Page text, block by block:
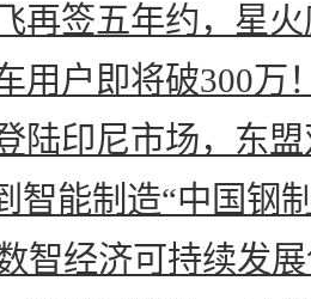
再签五年约，星
用户即将破300万
陆印尼市场，东
智能制造“中国钢
智经济可持续发